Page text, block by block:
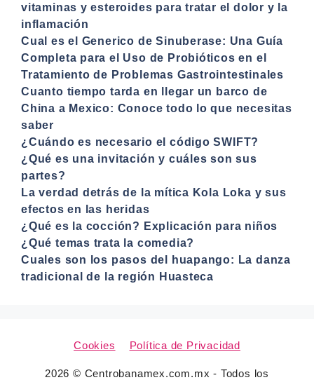
vitaminas y esteroides para tratar el dolor y la
inflamación
Cual es el Generico de Sinuberase: Una Guía
Completa para el Uso de Probióticos en el
Tratamiento de Problemas Gastrointestinales
Cuanto tiempo tarda en llegar un barco de
China a Mexico: Conoce todo lo que necesitas
saber
¿Cuándo es necesario el código SWIFT?
¿Qué es una invitación y cuáles son sus
partes?
La verdad detrás de la mítica Kola Loka y sus
efectos en las heridas
¿Qué es la cocción? Explicación para niños
¿Qué temas trata la comedia?
Cuales son los pasos del huapango: La danza
tradicional de la región Huasteca
Cookies Política de Privacidad
2026 © Centrobanamex.com.mx - Todos los